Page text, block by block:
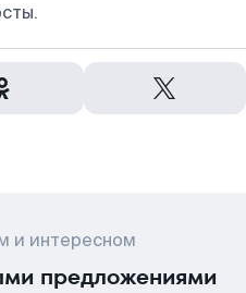
и интересном
предложениями